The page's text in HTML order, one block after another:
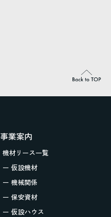
事業案内
機材リース一覧
ー 仮設機材
ー 機械関係
ー 保安資材
ー 仮設ハウス